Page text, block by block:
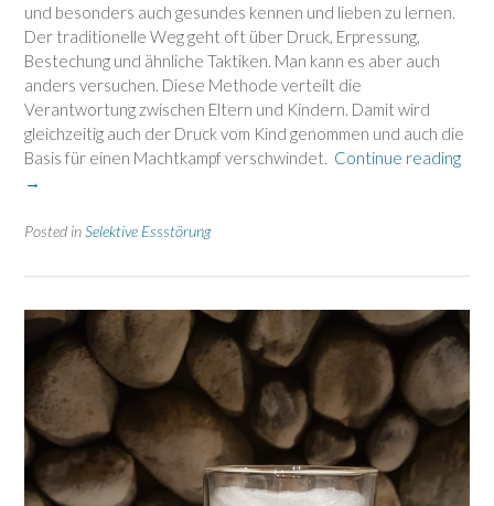
und besonders auch gesundes kennen und lieben zu lernen.
Der traditionelle Weg geht oft über Druck, Erpressung,
Bestechung und ähnliche Taktiken. Man kann es aber auch
anders versuchen. Diese Methode verteilt die
Verantwortung zwischen Eltern und Kindern. Damit wird
gleichzeitig auch der Druck vom Kind genommen und auch die
Basis für einen Machtkampf verschwindet. Continue reading“Die
beim
→
Posted inSelektive Essstörung